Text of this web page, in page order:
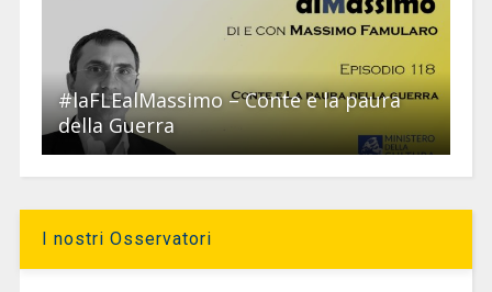
#laFLEalMassimo – Conte e la paura
della Guerra
I nostri Osservatori